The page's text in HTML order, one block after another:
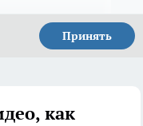
Принять
как